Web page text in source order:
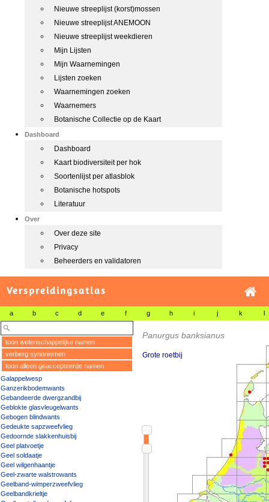
Nieuwe streeplijst (korst)mossen
Nieuwe streeplijst ANEMOON
Nieuwe streeplijst weekdieren
Mijn Lijsten
Mijn Waarnemingen
Lijsten zoeken
Waarnemingen zoeken
Waarnemers
Botanische Collectie op de Kaart
Dashboard
Dashboard
Kaart biodiversiteit per hok
Soortenlijst per atlasblok
Botanische hotspots
Literatuur
Over
Over deze site
Privacy
Beheerders en validatoren
Verspreidingsatlas
a b c d e f g h i j k l
toon wetenschappelijke namen
verberg synoniemen
toon alleen geaccepteerde namen
Galappelwesp
Ganzerikbodemwants
Gebandeerde dwergzandbij
Geblokte glasvleugelwants
Gebogen blindwants
Gedeukte sapzweefvlieg
Gedoornde slakkenhuisbij
Geel platvoetje
Geel soldaatje
Geel wilgenhaantje
Geel-zwarte walstrowants
Geelband-wimperzweefvlieg
Geelbandkrieltje
Panurgus banksianus
Grote roetbij